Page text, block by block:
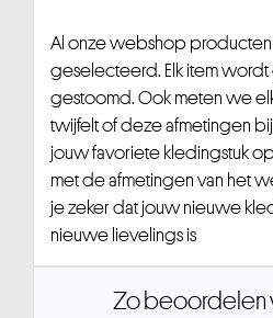
Al onze webshop producten
geselecteerd. Elk item
gestoomd. Ook meten we
twijfelt of deze afmetingen
jouw favoriete kledingstuk
met de afmetingen van het
je zeker dat jouw nieuwe
nieuwe lievelings is
Zo beoordelen